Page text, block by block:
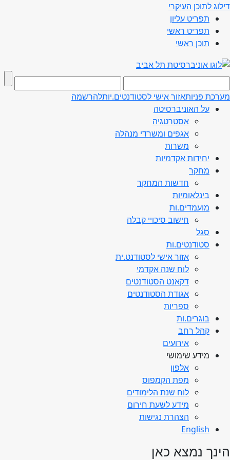
דילוג לתוכן העיקרי
תפריט עליון
תפריט ראשי
תוכן ראשי
מערכת פניותאזור אישי לסטודנטים.יותלהרשמה
על האוניברסיטה
אסטרטגיה
אגפים ומשרדי מנהלה
משרות
יחידות אקדמיות
מחקר
חדשות המחקר
בינלאומיות
מועמדים.ות
חישוב סיכויי קבלה
סגל
סטודנטים.ות
אזור אישי לסטודנט.ית
לוח שנה אקדמי
דקאנט הסטודנטים
אגודת הסטודנטים
ספריות
בוגרים.ות
קהל רחב
אירועים
מידע שימושי
אלפון
מפת הקמפוס
לוח שנת הלימודים
מידע לשעת חירום
הצהרת נגישות
English
הינך נמצא כאן